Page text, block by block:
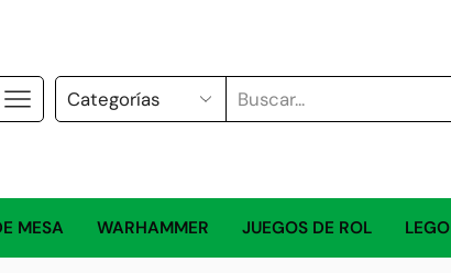
MESA WARHAMMER JUEGOS DE ROL LEGO